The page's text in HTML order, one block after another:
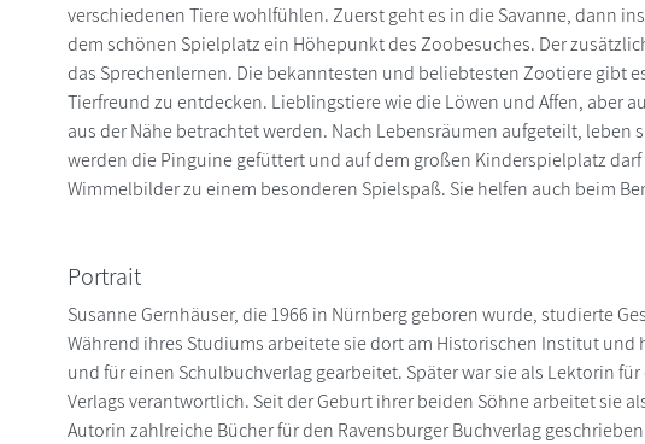
verschiedenen Tiere wohlfühlen. Zuerst geht es in die Savanne, dann
dem schönen Spielplatz ein Höhepunkt des Zoobesuches. Der
das Sprechenlernen. Die bekanntesten und beliebtesten Zootiere gibt
Tierfreund zu entdecken. Lieblingstiere wie die Löwen und Affen, aber
aus der Nähe betrachtet werden. Nach Lebensräumen aufgeteilt,
werden die Pinguine gefüttert und auf dem großen Kinderspielplatz
Wimmelbilder zu einem besonderen Spielspaß. Sie helfen auch beim
Portrait
Susanne Gernhäuser, die 1966 in Nürnberg geboren wurde, studierte
Während ihres Studiums arbeitete sie dort am Historischen Institut
und für einen Schulbuchverlag gearbeitet. Später war sie als Lektorin
Verlags verantwortlich. Seit der Geburt ihrer beiden Söhne arbeitet sie
Autorin zahlreiche Bücher für den Ravensburger Buchverlag